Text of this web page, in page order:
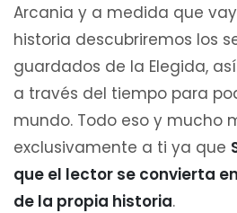
Arcania y a medida que
historia descubriremos los
guardados de la Elegida,
a través del tiempo para
mundo. Todo eso y mucho
exclusivamente a ti ya que
que el lector se convierta
de la propia historia.